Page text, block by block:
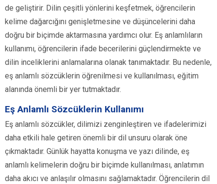
de geliştirir. Dilin çeşitli yönlerini keşfetmek, öğrencilerin
kelime dağarcığını genişletmesine ve düşüncelerini daha
doğru bir biçimde aktarmasına yardımcı olur. Eş anlamlıların
kullanımı, öğrencilerin ifade becerilerini güçlendirmekte ve
dilin inceliklerini anlamalarına olanak tanımaktadır. Bu nedenle,
eş anlamlı sözcüklerin öğrenilmesi ve kullanılması, eğitim
alanında önemli bir yer tutmaktadır.
Eş Anlamlı Sözcüklerin Kullanımı
Eş anlamlı sözcükler, dilimizi zenginleştiren ve ifadelerimizi
daha etkili hale getiren önemli bir dil unsuru olarak öne
çıkmaktadır. Günlük hayatta konuşma ve yazı dilinde, eş
anlamlı kelimelerin doğru bir biçimde kullanılması, anlatımın
daha akıcı ve anlaşılır olmasını sağlamaktadır. Öğrencilerin dil